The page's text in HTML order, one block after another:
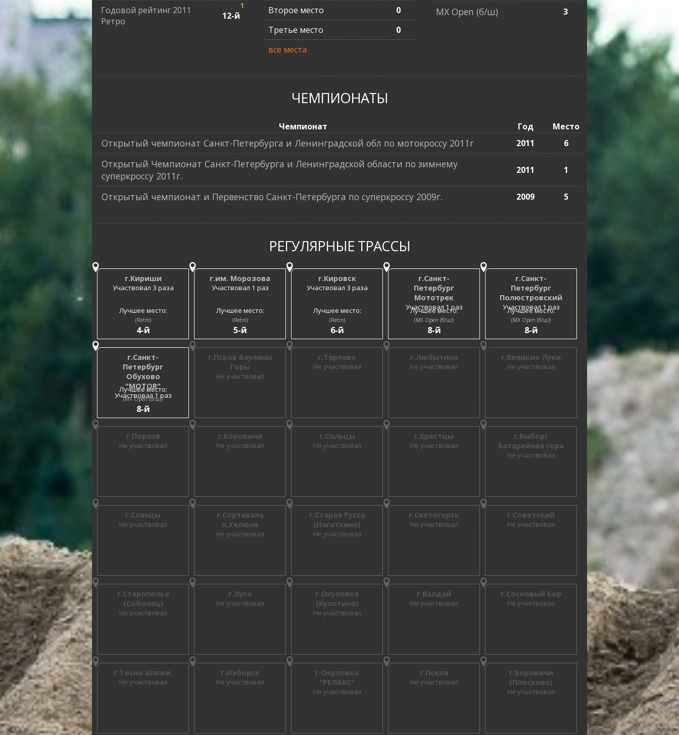
Годовой рейтинг 2011
Ретро
12-й
1
Второе место
0
Третье место
0
все места
MX Open (б/ш) 3
ЧЕМПИОНАТЫ
Чемпионат Год Место
Открытый чемпионат Санкт-Петербурга и Ленинградской обл по мотокроссу 2011г 2011 6
Открытый Чемпионат Санкт-Петербурга и Ленинградской области по зимнему
суперкроссу 2011г.
2011 1
Открытый чемпионат и Первенство Санкт-Петербурга по суперкроссу 2009г. 2009 5
РЕГУЛЯРНЫЕ ТРАССЫ
г.Кириши
Участвовал 3 раза
Лучшее место:
(Retro)
4-й
г.им. Морозова
Участвовал 1 раз
Лучшее место:
(Retro)
5-й
г.Кировск
Участвовал 3 раза
Лучшее место:
(Retro)
6-й
г.Санкт-
Петербург
Мототрек
Участвовал 1 раз
Лучшее место:
(MX Open (б/ш))
8-й
г.Санкт-
Петербург
Полюстровский
Участвовал 1 раз
Лучшее место:
(MX Open (б/ш))
8-й
г.Санкт-
Петербург
Обухово
"MOTOR"
Участвовал 1 раз
Лучшее место:
(MX Open (б/ш))
8-й
г.Псков Ваулины
Горы
Не участвовал
г.Тярлево
Не участвовал
г.Любытино
Не участвовал
г.Великие Луки
Не участвовал
г.Порхов
Не участвовал
г.Боровичи
Не участвовал
г.Сольцы
Не участвовал
г.Крестцы
Не участвовал
г.Выборг
Батарейная гора
Не участвовал
г.Сланцы
Не участвовал
г.Сортавала
п.Хелюля
Не участвовал
г.Старая Русса
(Нагаткино)
Не участвовал
г.Светогорск
Не участвовал
г.Советский
Не участвовал
г.Старополье
(Соболец)
Не участвовал
г.Луга
Не участвовал
г.Окуловка
(Кулотино)
Не участвовал
г.Валдай
Не участвовал
г.Сосновый Бор
Не участвовал
г.Тосно Шапки.
Не участвовал
г.Изборск
Не участвовал
г.Окуловка
"РЕЛАКС"
Не участвовал
г.Псков
Не участвовал
г.Боровичи
(Плосково)
Не участвовал